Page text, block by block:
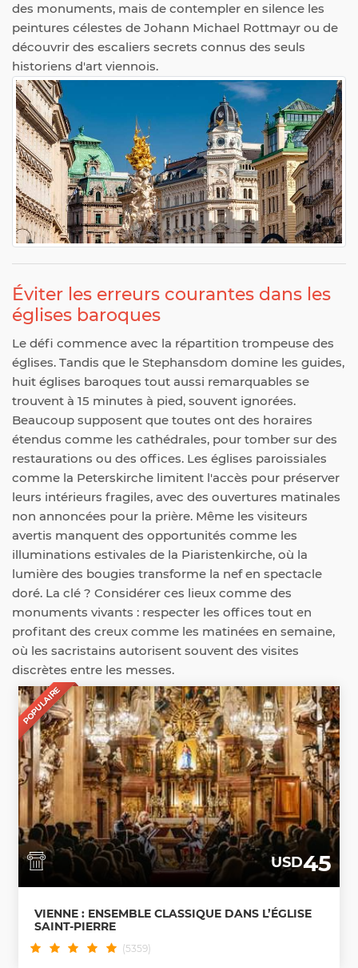
des monuments, mais de contempler en silence les
peintures célestes de Johann Michael Rottmayr ou de
découvrir des escaliers secrets connus des seuls
historiens d'art viennois.
Éviter les erreurs courantes dans les
églises baroques
Le défi commence avec la répartition trompeuse des
églises. Tandis que le Stephansdom domine les guides,
huit églises baroques tout aussi remarquables se
trouvent à 15 minutes à pied, souvent ignorées.
Beaucoup supposent que toutes ont des horaires
étendus comme les cathédrales, pour tomber sur des
restaurations ou des offices. Les églises paroissiales
comme la Peterskirche limitent l'accès pour préserver
leurs intérieurs fragiles, avec des ouvertures matinales
non annoncées pour la prière. Même les visiteurs
avertis manquent des opportunités comme les
illuminations estivales de la Piaristenkirche, où la
lumière des bougies transforme la nef en spectacle
doré. La clé ? Considérer ces lieux comme des
monuments vivants : respecter les offices tout en
profitant des creux comme les matinées en semaine,
où les sacristains autorisent souvent des visites
discrètes entre les messes.
POPULAIRE
USD45
VIENNE : ENSEMBLE CLASSIQUE DANS L’ÉGLISE
SAINT-PIERRE
(5359)